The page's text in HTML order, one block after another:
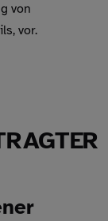
von
vor.